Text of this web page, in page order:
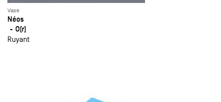
Vase
Néos
O(r)
Ruyant